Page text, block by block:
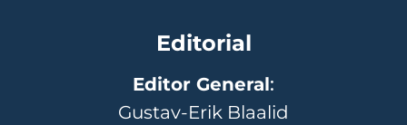
Editorial
Editor General:
Gustav-Erik Blaalid